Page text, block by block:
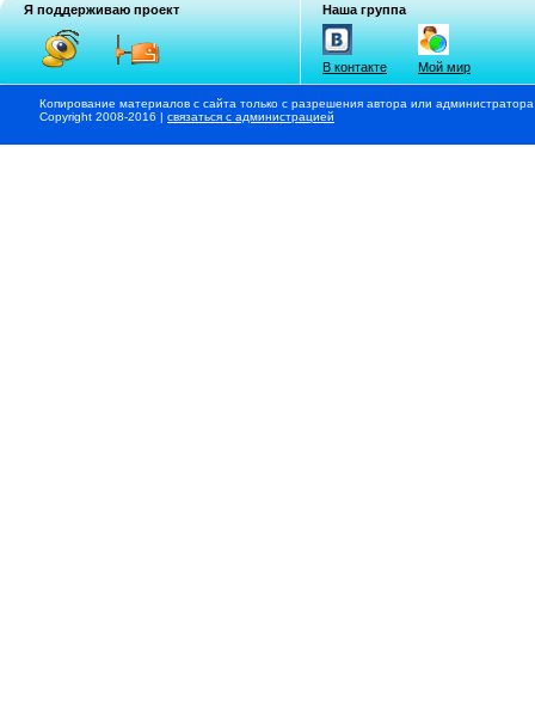
Я поддерживаю проект Наша группа
В контакте Мой мир
Копирование материалов с сайта только с разрешения автора или
Copyright 2008-2016 | связаться с администрацией